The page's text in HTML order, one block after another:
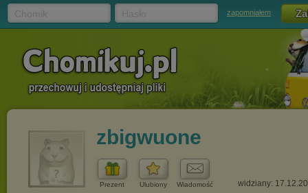
zapomniałem
zbigwuone
Prezent Ulubiony Wiadomość widziany: